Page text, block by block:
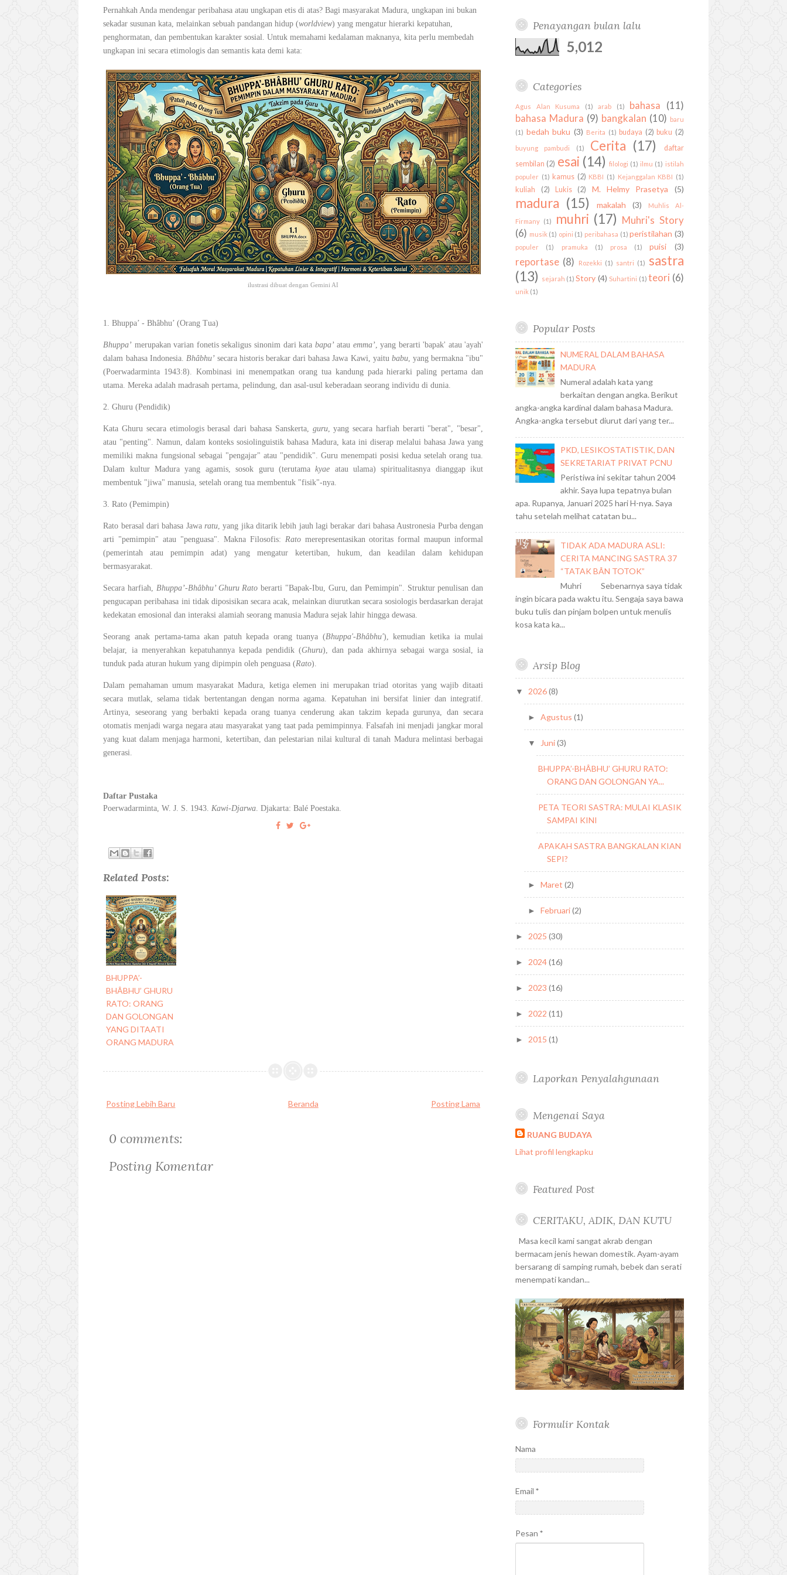
Pernahkah Anda mendengar peribahasa atau ungkapan etis di atas? Bagi masyarakat Madura, ungkapan ini bukan
sekadar susunan kata, melainkan sebuah pandangan hidup (worldview) yang mengatur hierarki kepatuhan,
penghormatan, dan pembentukan karakter sosial. Untuk memahami kedalaman maknanya, kita perlu membedah
ungkapan ini secara etimologis dan semantis kata demi kata:
ilustrasi dibuat dengan Gemini AI
1. Bhuppa’ - Bhâbhu’ (Orang Tua)
Bhuppa’ merupakan varian fonetis sekaligus sinonim dari kata bapa’atau emma’, yang berarti 'bapak' atau 'ayah'
dalam bahasa Indonesia. Bhâbhu’secara historis berakar dari bahasa Jawa Kawi, yaitu babu, yang bermakna "ibu"
(Poerwadarminta 1943:8) . Kombinasi ini menempatkan orang tua kandung pada hierarki paling pertama dan
utama. Mereka adalah madrasah pertama, pelindung, dan asal-usul keberadaan seorang individu di dunia.
2. Ghuru (Pendidik)
Kata Ghuru secara etimologis berasal dari bahasa Sanskerta, guru, yang secara harfiah berarti "berat", "besar",
atau "penting". Namun, dalam konteks sosiolinguistik bahasa Madura, kata ini diserap melalui bahasa Jawa yang
memiliki makna fungsional sebagai "pengajar" atau "pendidik". Guru menempati posisi kedua setelah orang tua.
Dalam kultur Madura yang agamis, sosok guru (terutamakyae atau ulama) spiritualitasnya dianggap ikut
membentuk "jiwa" manusia, setelah orang tua membentuk "fisik"-nya.
3. Rato (Pemimpin)
Rato berasal dari bahasa Jawaratu , yang jika ditarik lebih jauh lagi berakar dari bahasa Austronesia Purba dengan
arti "pemimpin" atau "penguasa". Makna Filosofis: Ratomerepresentasikan otoritas formal maupun informal
(pemerintah atau pemimpin adat) yang mengatur ketertiban, hukum, dan keadilan dalam kehidupan
bermasyarakat.
Secara harfiah, Bhuppa’-Bhâbhu’ Ghuru Rato berarti "Bapak-Ibu, Guru, dan Pemimpin". Struktur penulisan dan
pengucapan peribahasa ini tidak diposisikan secara acak, melainkan diurutkan secara sosiologis berdasarkan derajat
kedekatan emosional dan interaksi alamiah seorang manusia Madura sejak lahir hingga dewasa.
Seorang anak pertama-tama akan patuh kepada orang tuanya (Bhuppa'-Bhâbhu'), kemudian ketika ia mulai
belajar, ia menyerahkan kepatuhannya kepada pendidik (Ghuru), dan pada akhirnya sebagai warga sosial, ia
tunduk pada aturan hukum yang dipimpin oleh penguasa (Rato).
Dalam pemahaman umum masyarakat Madura, ketiga elemen ini merupakan triad otoritas yang wajib ditaati
secara mutlak, selama tidak bertentangan dengan norma agama. Kepatuhan ini bersifat linier dan integratif.
Artinya, seseorang yang berbakti kepada orang tuanya cenderung akan takzim kepada gurunya, dan secara
otomatis menjadi warga negara atau masyarakat yang taat pada pemimpinnya. Falsafah ini menjadi jangkar moral
yang kuat dalam menjaga harmoni, ketertiban, dan pelestarian nilai kultural di tanah Madura melintasi berbagai
generasi.
Daftar Pustaka
Poerwadarminta, W. J. S. 1943. Kawi-Djarwa . Djakarta: Balé Poestaka.
Related Posts:
BHUPPA’-
BHÂBHU’ GHURU
RATO: ORANG
DAN GOLONGAN
YANG DITAATI
ORANG MADURA
Posting Lebih Baru Posting Lama
Beranda
0 comments:
Posting Komentar
k
l
s
a
b
e
r
e
s
d
i
n
b
c
h
f
r
:
Penayangan bulan lalu
5,012
Categories
Agus Alan Kusuma (1) arab (1) bahasa (11)
bahasa Madura (9) bangkalan (10)
baru
(1) bedah buku (3) Berita (1) budaya (2) buku (2)
buyung pambudi (1) Cerita (17)
daftar
sembilan (2) esai (14) filologi (1) ilmu (1) istilah
populer (1) kamus (2) KBBI (1) Kejanggalan KBBI (1)
kuliah (2) Lukis (2) M. Helmy Prasetya (5)
madura (15) makalah (3) Muhlis Al-
Firmany (1) muhri (17) Muhri's Story
(6) musik (1) opini (1) peribahasa (1) peristilahan (3)
populer (1) pramuka (1) prosa (1) puisi (3)
reportase (8) Rozekki (1) santri (1)
sastra
(13)
sejarah (1) Story (4) Suhartini (1) teori (6)
unik (1)
Popular Posts
NUMERAL DALAM BAHASA
MADURA
Numeral adalah kata yang
berkaitan dengan angka. Berikut
angka-angka kardinal dalam bahasa Madura.
Angka-angka tersebut diurut dari yang ter...
PKD, LESIKOSTATISTIK, DAN
SEKRETARIAT PRIVAT PCNU
Peristiwa ini sekitar tahun 2004
akhir. Saya lupa tepatnya bulan
apa. Rupanya, Januari 2025 hari H-nya. Saya
tahu setelah melihat catatan bu...
TIDAK ADA MADURA ASLI:
CERITA MANCING SASTRA 37
“TATAK BÂN TOTOK”
Muhri Sebenarnya saya tidak
ingin bicara pada waktu itu. Sengaja saya bawa
buku tulis dan pinjam bolpen untuk menulis
kosa kata ka...
Arsip Blog
▼ 2026(8)
►Agustus(1)
▼ Juni(3)
BHUPPA’-BHÂBHU’ GHURU RATO:
ORANG DAN GOLONGAN YA...
PETA TEORI SASTRA: MULAI KLASIK
SAMPAI KINI
APAKAH SASTRA BANGKALAN KIAN
SEPI?
►Maret(2)
►Februari(2)
► 2025(30)
► 2024(16)
► 2023(16)
► 2022(11)
► 2015(1)
Laporkan Penyalahgunaan
Mengenai Saya
RUANG BUDAYA
Lihat profil lengkapku
Featured Post
CERITAKU, ADIK, DAN KUTU
Masa kecil kami sangat akrab dengan
bermacam jenis hewan domestik. Ayam-ayam
bersarang di samping rumah, bebek dan serati
menempati kandan...
Formulir Kontak
Nama
Email*
Pesan*